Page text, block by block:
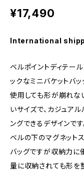
¥17,490
International
ベルポイントディテー
ックなミニバケットバ
使用しても形が崩れな
いサイズで、カジュア
ングできるデザインです
ベルの下のマグネット
バッグですが収納力に
量に収納されても形を